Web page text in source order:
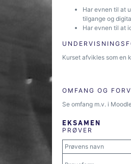
Har evnen til at
tilgange og
Har evnen til at
Kurset afvikles som en
OMFANG OG
Se omfang m.v. i
EKSAMEN
PRØVER
Prøvens navn